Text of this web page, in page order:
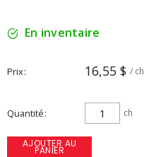
En inventaire
Prix 16,55 $ / ch
Quantité ch
AJOUTER AU
PANIER